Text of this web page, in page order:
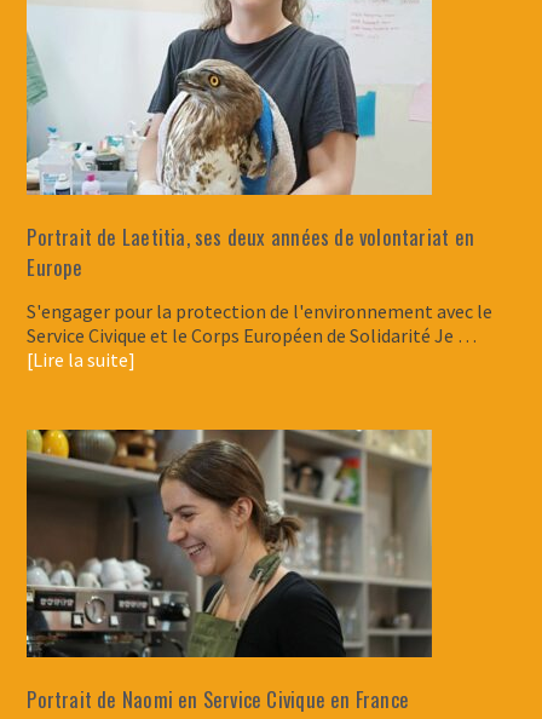
Portrait de Laetitia, ses deux années de volontariat en
Europe
S'engager pour la protection de l'environnement avec le
Service Civique et le Corps Européen de Solidarité Je …
[Lire la suite]
Portrait de Naomi en Service Civique en France